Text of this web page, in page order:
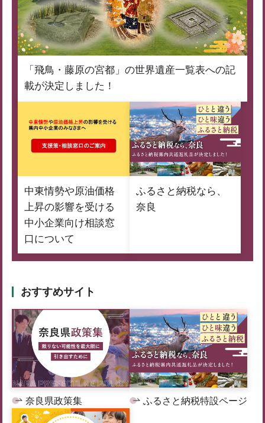
「飛鳥・藤原の宮都」の世界遺産一覧表への記
載が決定しました！
中東情勢や原油価格
上昇の影響を受ける
中小企業向け相談窓
口について
ふるさと納税なら、
奈良
おすすめサイト
奈良県政策集 ふるさと納税特設ページ